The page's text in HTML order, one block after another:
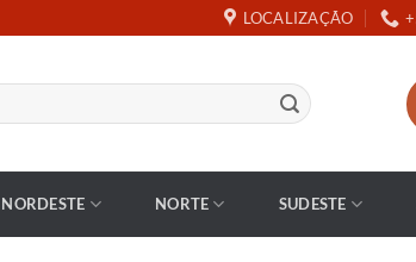
LOCALIZAÇÃO
NORDESTE NORTE SUDESTE